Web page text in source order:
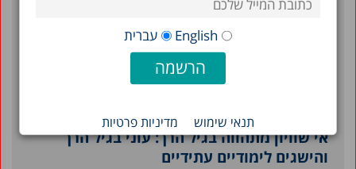
English עברית
תנאי שימוש מדיניות פרטיות
השתתפות במסגרות חינוך בגילי לידה עד שלוש
והשפעתה על הישגים לימודיים בכיתה ד'
הקשר בין עקה הורית לזמן מסך של ילדים
אי שוויון מתהווה בגיל הרך: עוני בגיל הרך
והישגים לימודיים עתידיים